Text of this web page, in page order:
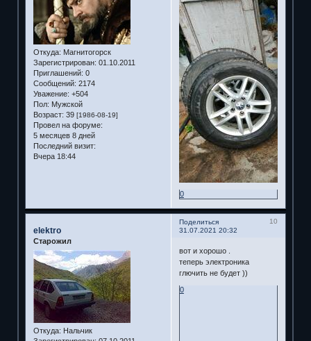
Откуда: Магнитогорск
Зарегистрирован: 01.10.2011
Приглашений: 0
Сообщений: 2174
Уважение: +504
Пол: Мужской
Возраст: 39 [1986-08-19]
Провел на форуме:
5 месяцев 8 дней
Последний визит:
Вчера 18:44
0
Поделиться
10
31.07.2021 20:32
elektro
Старожил
Откуда: Нальчик
вот и хорошо .
теперь электроника
глючить не будет ))
0